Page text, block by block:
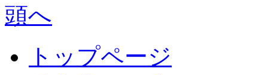
トップページ